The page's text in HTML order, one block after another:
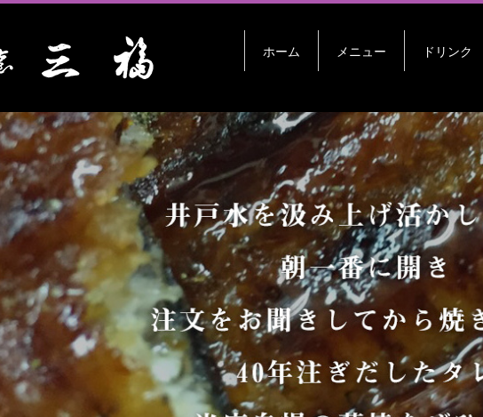
ホーム メニュー ドリンク